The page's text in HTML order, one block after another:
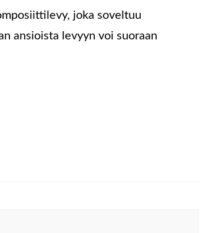
joka soveltuu
ansioista levyyn voi suoraan